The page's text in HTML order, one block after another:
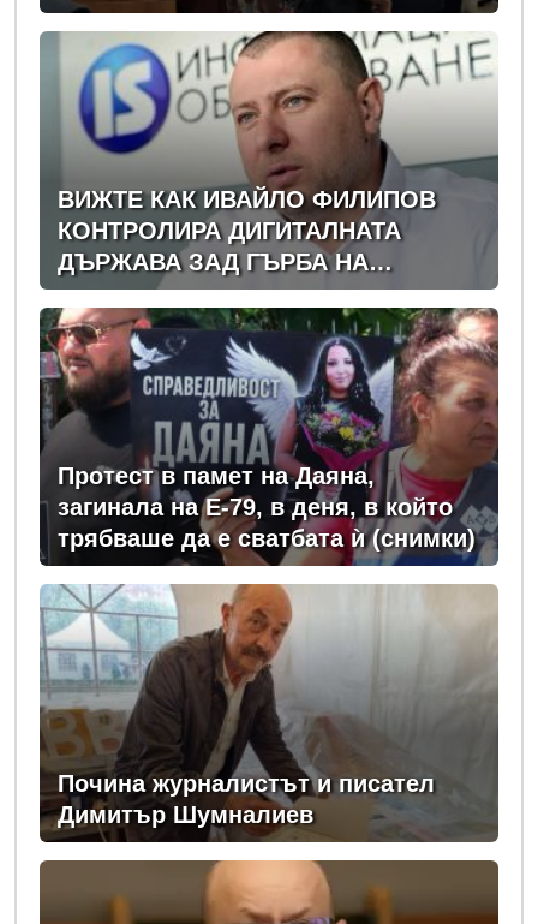
Георги час, гаврили се с него и го
обрали
ВИЖТЕ КАК ИВАЙЛО ФИЛИПОВ
КОНТРОЛИРА ДИГИТАЛНАТА
ДЪРЖАВА ЗАД ГЪРБА НА
ПРАВИТЕЛСТВОТО?
(РАЗСЛЕДВАНЕ)
Протест в памет на Даяна,
загинала на Е-79, в деня, в който
трябваше да е сватбата ѝ (снимки)
Почина журналистът и писател
Димитър Шумналиев